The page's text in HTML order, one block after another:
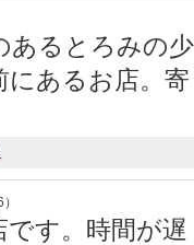
あるとろみの
にあるお店。
す。時間が